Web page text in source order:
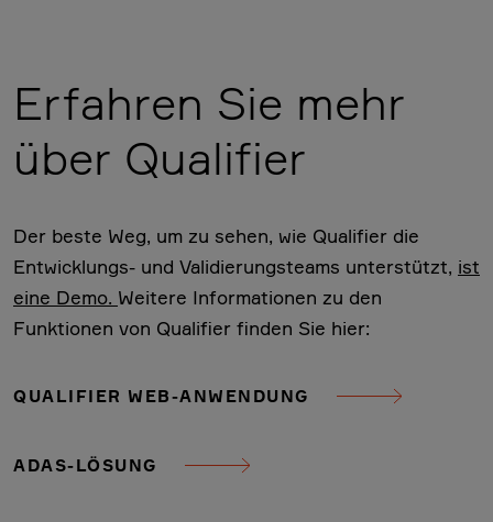
Erfahren Sie mehr
über Qualifier
Der beste Weg, um zu sehen, wie Qualifier die
Entwicklungs- und Validierungsteams unterstützt, ist
eine Demo. Weitere Informationen zu den
Funktionen von Qualifier finden Sie hier:
QUALIFIER WEB-ANWENDUNG
ADAS-LÖSUNG